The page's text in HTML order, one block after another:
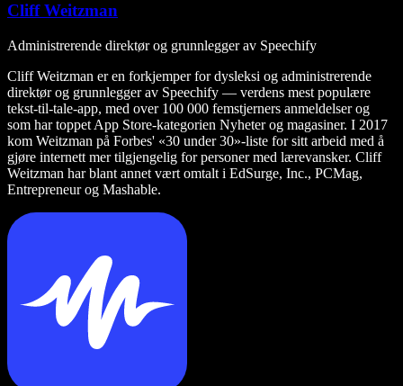
Cliff Weitzman
Administrerende direktør og grunnlegger av Speechify
Cliff Weitzman er en forkjemper for dysleksi og administrerende
direktør og grunnlegger av Speechify — verdens mest populære
tekst-til-tale-app, med over 100 000 femstjerners anmeldelser og
som har toppet App Store-kategorien Nyheter og magasiner. I 2017
kom Weitzman på Forbes' «30 under 30»-liste for sitt arbeid med å
gjøre internett mer tilgjengelig for personer med lærevansker. Cliff
Weitzman har blant annet vært omtalt i EdSurge, Inc., PCMag,
Entrepreneur og Mashable.